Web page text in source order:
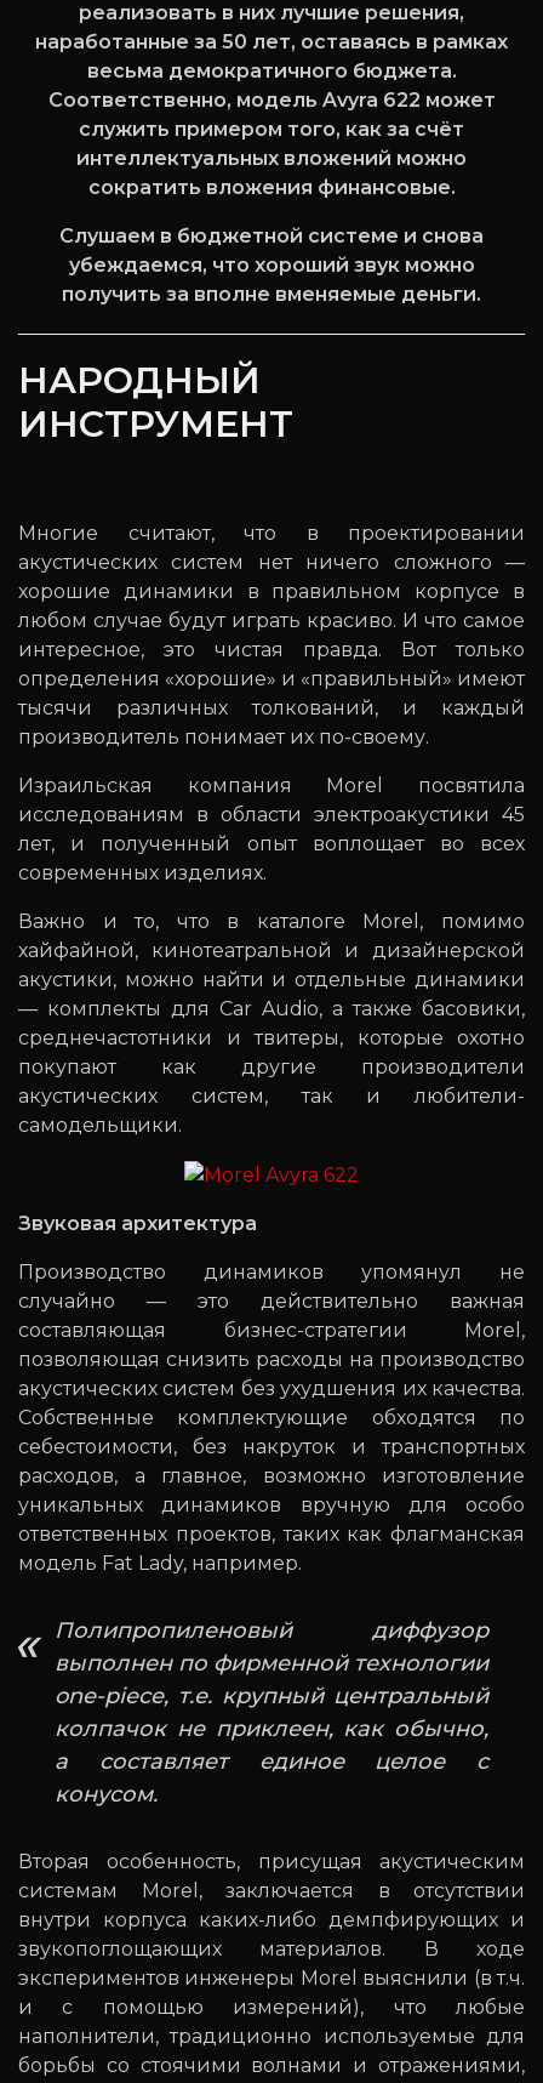
реализовать в них лучшие решения,
наработанные за 50 лет, оставаясь в рамках
весьма демократичного бюджета.
Соответственно, модель Avyra 622 может
служить примером того, как за счёт
интеллектуальных вложений можно
сократить вложения финансовые.
Слушаем в бюджетной системе и снова
убеждаемся, что хороший звук можно
получить за вполне вменяемые деньги.
НАРОДНЫЙ
ИНСТРУМЕНТ
Многие считают, что в проектировании
акустических систем нет ничего сложного —
хорошие динамики в правильном корпусе в
любом случае будут играть красиво. И что самое
интересное, это чистая правда. Вот только
определения «хорошие» и «правильный» имеют
тысячи различных толкований, и каждый
производитель понимает их по-своему.
Израильская компания Morel посвятила
исследованиям в области электроакустики 45
лет, и полученный опыт воплощает во всех
современных изделиях.
Важно и то, что в каталоге Morel, помимо
хайфайной, кинотеатральной и дизайнерской
акустики, можно найти и отдельные динамики
— комплекты для Car Audio, а также басовики,
среднечастотники и твитеры, которые охотно
покупают как другие производители
акустических систем, так и любители-
самодельщики.
Звуковая архитектура
Производство динамиков упомянул не
случайно — это действительно важная
составляющая бизнес-стратегии Morel,
позволяющая снизить расходы на производство
акустических систем без ухудшения их качества.
Собственные комплектующие обходятся по
себестоимости, без накруток и транспортных
расходов, а главное, возможно изготовление
уникальных динамиков вручную для особо
ответственных проектов, таких как флагманская
модель Fat Lady, например.
Полипропиленовый диффузор
выполнен по фирменной технологии
one-piece, т.е. крупный центральный
колпачок не приклеен, как обычно,
а составляет единое целое с
конусом.
Вторая особенность, присущая акустическим
системам Morel, заключается в отсутствии
внутри корпуса каких-либо демпфирующих и
звукопоглощающих материалов. В ходе
экспериментов инженеры Morel выяснили (в т.ч.
и с помощью измерений), что любые
наполнители, традиционно используемые для
борьбы со стоячими волнами и отражениями,